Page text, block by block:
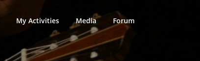
My Activities Media Forum